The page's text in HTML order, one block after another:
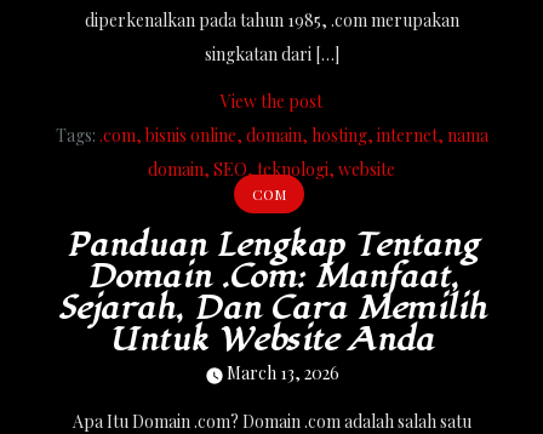
diperkenalkan pada tahun 1985, .com merupakan
singkatan dari […]
View the post
Tags: .com bisnis online domain hosting internet nama
domain SEO teknologi website
COM
Panduan Lengkap Tentang
Domain .com: Manfaat,
Sejarah, Dan Cara Memilih
Untuk Website Anda
March 13, 2026
Apa Itu Domain .com? Domain .com adalah salah satu